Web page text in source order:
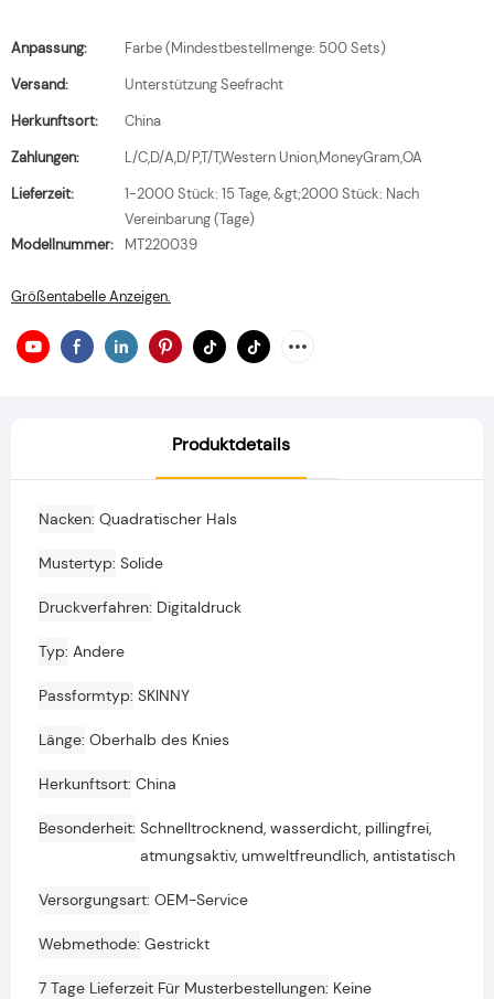
Anpassung:
Farbe (Mindestbestellmenge: 500 Sets)
Versand:
Unterstützung Seefracht
Herkunftsort:
China
Zahlungen:
L/C,D/A,D/P,T/T,Western Union,MoneyGram,OA
Lieferzeit:
1-2000 Stück: 15 Tage, &gt;2000 Stück: Nach
Vereinbarung (Tage)
Modellnummer:
MT220039
Größentabelle Anzeigen.
Produktdetails
Nacken Quadratischer Hals
Mustertyp Solide
Druckverfahren Digitaldruck
Typ Andere
Passformtyp SKINNY
Länge Oberhalb des Knies
Herkunftsort China
Besonderheit Schnelltrocknend, wasserdicht, pillingfrei,
atmungsaktiv, umweltfreundlich, antistatisch
Versorgungsart OEM-Service
Webmethode Gestrickt
7 Tage Lieferzeit Für Musterbestellungen Keine